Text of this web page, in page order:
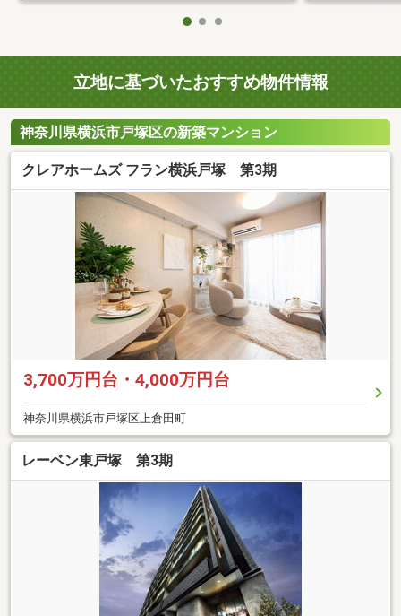
立地に基づいたおすすめ物件情報
神奈川県横浜市戸塚区の新築マンション
クレアホームズ フラン横浜戸塚 第3期
3,700万円台・4,000万円台
神奈川県横浜市戸塚区上倉田町
レーベン東戸塚 第3期